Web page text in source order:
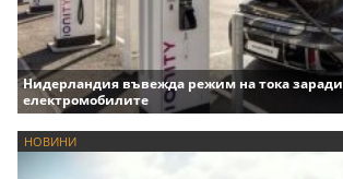
Нидерландия въвежда режим на тока заради
електромобилите
НОВИНИ